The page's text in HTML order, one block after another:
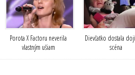
Porota X Factoru neverila
vlastným ušiam
Dievčatko dostala
scéna